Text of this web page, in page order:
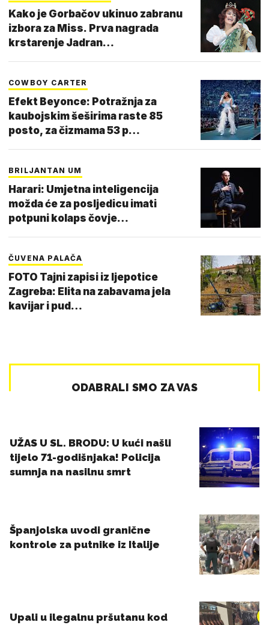
Kako je Gorbačov ukinuo zabranu
izbora za Miss. Prva nagrada
krstarenje Jadran…
COWBOY CARTER
Efekt Beyonce: Potražnja za
kaubojskim šeširima raste 85
posto, za čizmama 53 p…
BRILJANTAN UM
Harari: Umjetna inteligencija
možda će za posljedicu imati
potpuni kolaps čovje…
ČUVENA PALAČA
FOTO Tajni zapisi iz ljepotice
Zagreba: Elita na zabavama jela
kavijar i pud…